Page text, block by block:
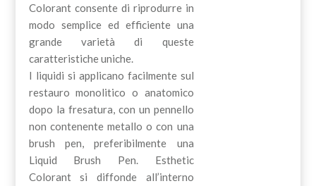
Colorant consente di riprodurre in
modo semplice ed efficiente una
grande varietà di queste
caratteristiche uniche.
I liquidi si applicano facilmente sul
restauro monolitico o anatomico
dopo la fresatura, con un pennello
non contenente metallo o con una
brush pen, preferibilmente una
Liquid Brush Pen. Esthetic
Colorant si diffonde all’interno